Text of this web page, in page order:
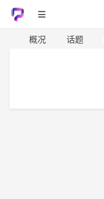
概况 话题